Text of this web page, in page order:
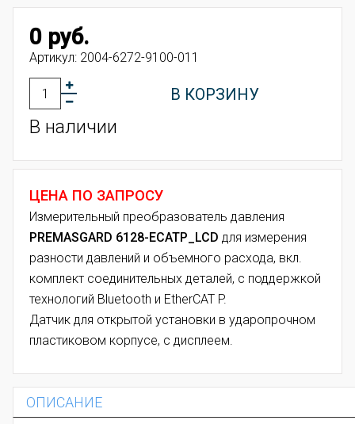
0 руб.
Артикул: 2004-6272-9100-011
В КОРЗИНУ
В наличии
ЦЕНА ПО ЗАПРОСУ
Измерительный преобразователь давления
PREMASGARD 6128-ECATP_LCD для измерения
разности давлений и объемного расхода, вкл.
комплект соединительных деталей, с поддержкой
технологий Bluetooth и EtherCAT P.
Датчик для открытой установки в ударопрочном
пластиковом корпусе, с дисплеем.
ОПИСАНИЕ